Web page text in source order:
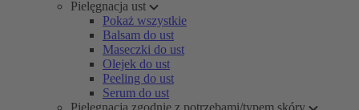
Pielęgnacja ust
Pokaż wszystkie
Balsam do ust
Maseczki do ust
Olejek do ust
Peeling do ust
Serum do ust
Pielęgnacja zgodnie z potrzebami/typem skóry